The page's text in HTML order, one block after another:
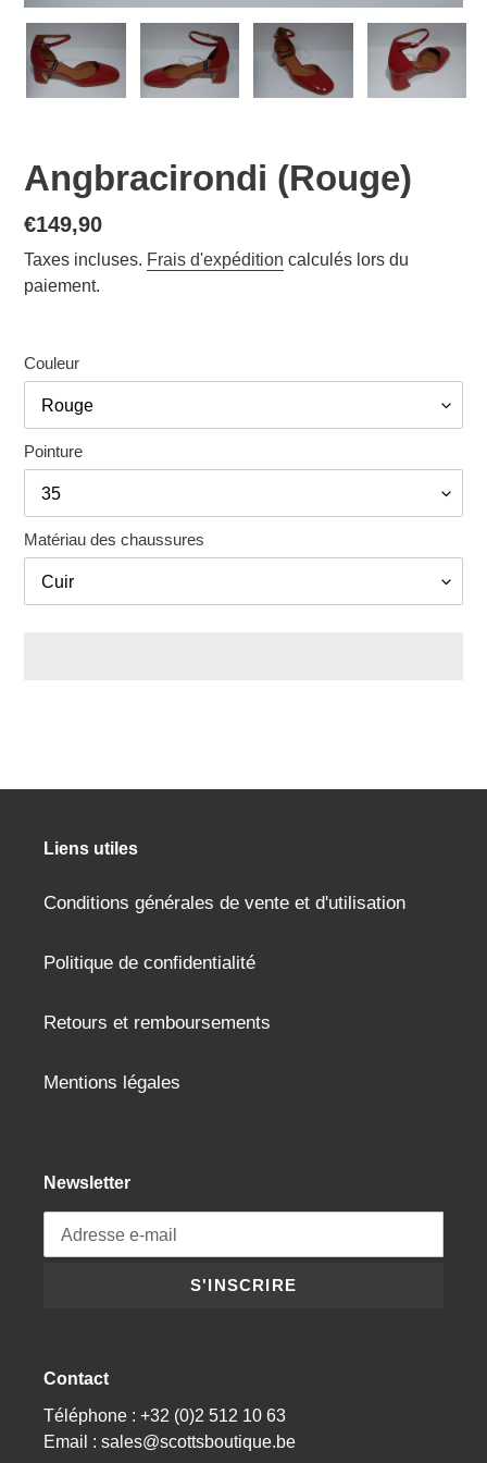
Angbracirondi (Rouge)
Prix
normal
€149,90
Taxes incluses. Frais d'expédition calculés lors du
paiement.
Couleur
Pointure
Matériau des chaussures
Liens utiles
Conditions générales de vente et d'utilisation
Politique de confidentialité
Retours et remboursements
Mentions légales
Newsletter
S'INSCRIRE
Contact
Téléphone : +32 (0)2 512 10 63
Email : sales@scottsboutique.be